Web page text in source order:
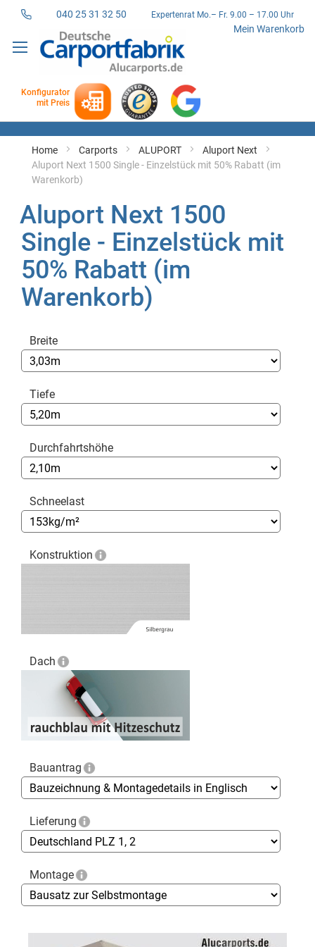
040 25 31 32 50 Expertenrat Mo.– Fr. 9.00 – 17.00 Uhr
Mein Warenkorb
zum
Konfigurator
mit Preis
Home Carports ALUPORT
Aluport Next
Aluport Next 1500 Single - Einzelstück mit 50% Rabatt (im
Warenkorb)
Aluport Next 1500
Single - Einzelstück mit
50% Rabatt (im
Warenkorb)
Breite
Tiefe
Durchfahrtshöhe
Schneelast
Konstruktion
Dach
Bauantrag
Lieferung
Montage
Skip